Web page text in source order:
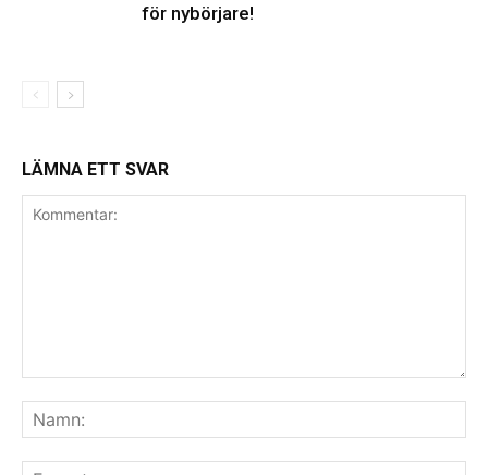
för nybörjare!
LÄMNA ETT SVAR